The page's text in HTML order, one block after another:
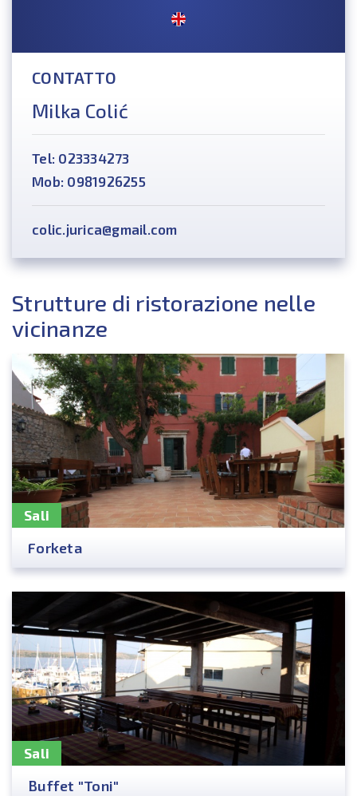
CONTATTO
Milka Colić
Tel: 023334273
Mob: 0981926255
colic.jurica@gmail.com
Strutture di ristorazione nelle
vicinanze
Sali
Forketa
Sali
Buffet "Toni"